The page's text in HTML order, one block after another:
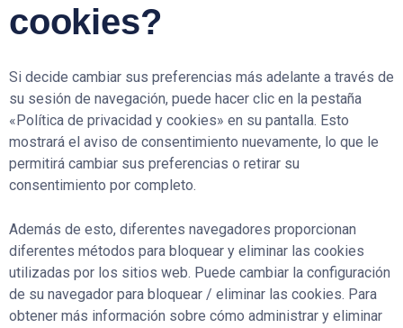
cookies?
Si decide cambiar sus preferencias más adelante a través de
su sesión de navegación, puede hacer clic en la pestaña
«Política de privacidad y cookies» en su pantalla. Esto
mostrará el aviso de consentimiento nuevamente, lo que le
permitirá cambiar sus preferencias o retirar su
consentimiento por completo.
Además de esto, diferentes navegadores proporcionan
diferentes métodos para bloquear y eliminar las cookies
utilizadas por los sitios web. Puede cambiar la configuración
de su navegador para bloquear / eliminar las cookies. Para
obtener más información sobre cómo administrar y eliminar